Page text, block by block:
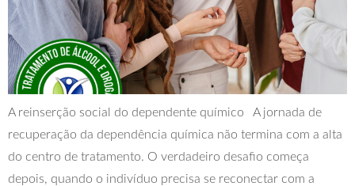
A reinserção social do dependente químico A jornada de
recuperação da dependência química não termina com a alta
do centro de tratamento. O verdadeiro desafio começa
depois, quando o indivíduo precisa se reconectar com a